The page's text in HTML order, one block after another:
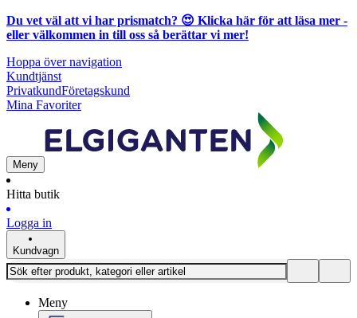
Du vet väl att vi har prismatch? 😍 Klicka här för att läsa mer -
eller välkommen in till oss så berättar vi mer!
Hoppa över navigation
Kundtjänst
PrivatkundFöretagskund
Mina Favoriter
Meny
Hitta butik
Logga in
Kundvagn
Meny